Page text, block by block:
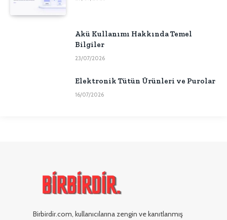
Akü Kullanımı Hakkında Temel
Bilgiler
23/07/2026
Elektronik Tütün Ürünleri ve Purolar
16/07/2026
Birbirdir.com, kullanıcılarına zengin ve kanıtlanmış